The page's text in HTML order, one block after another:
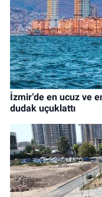
İzmir’de en ucuz ve
dudak uçuklattı